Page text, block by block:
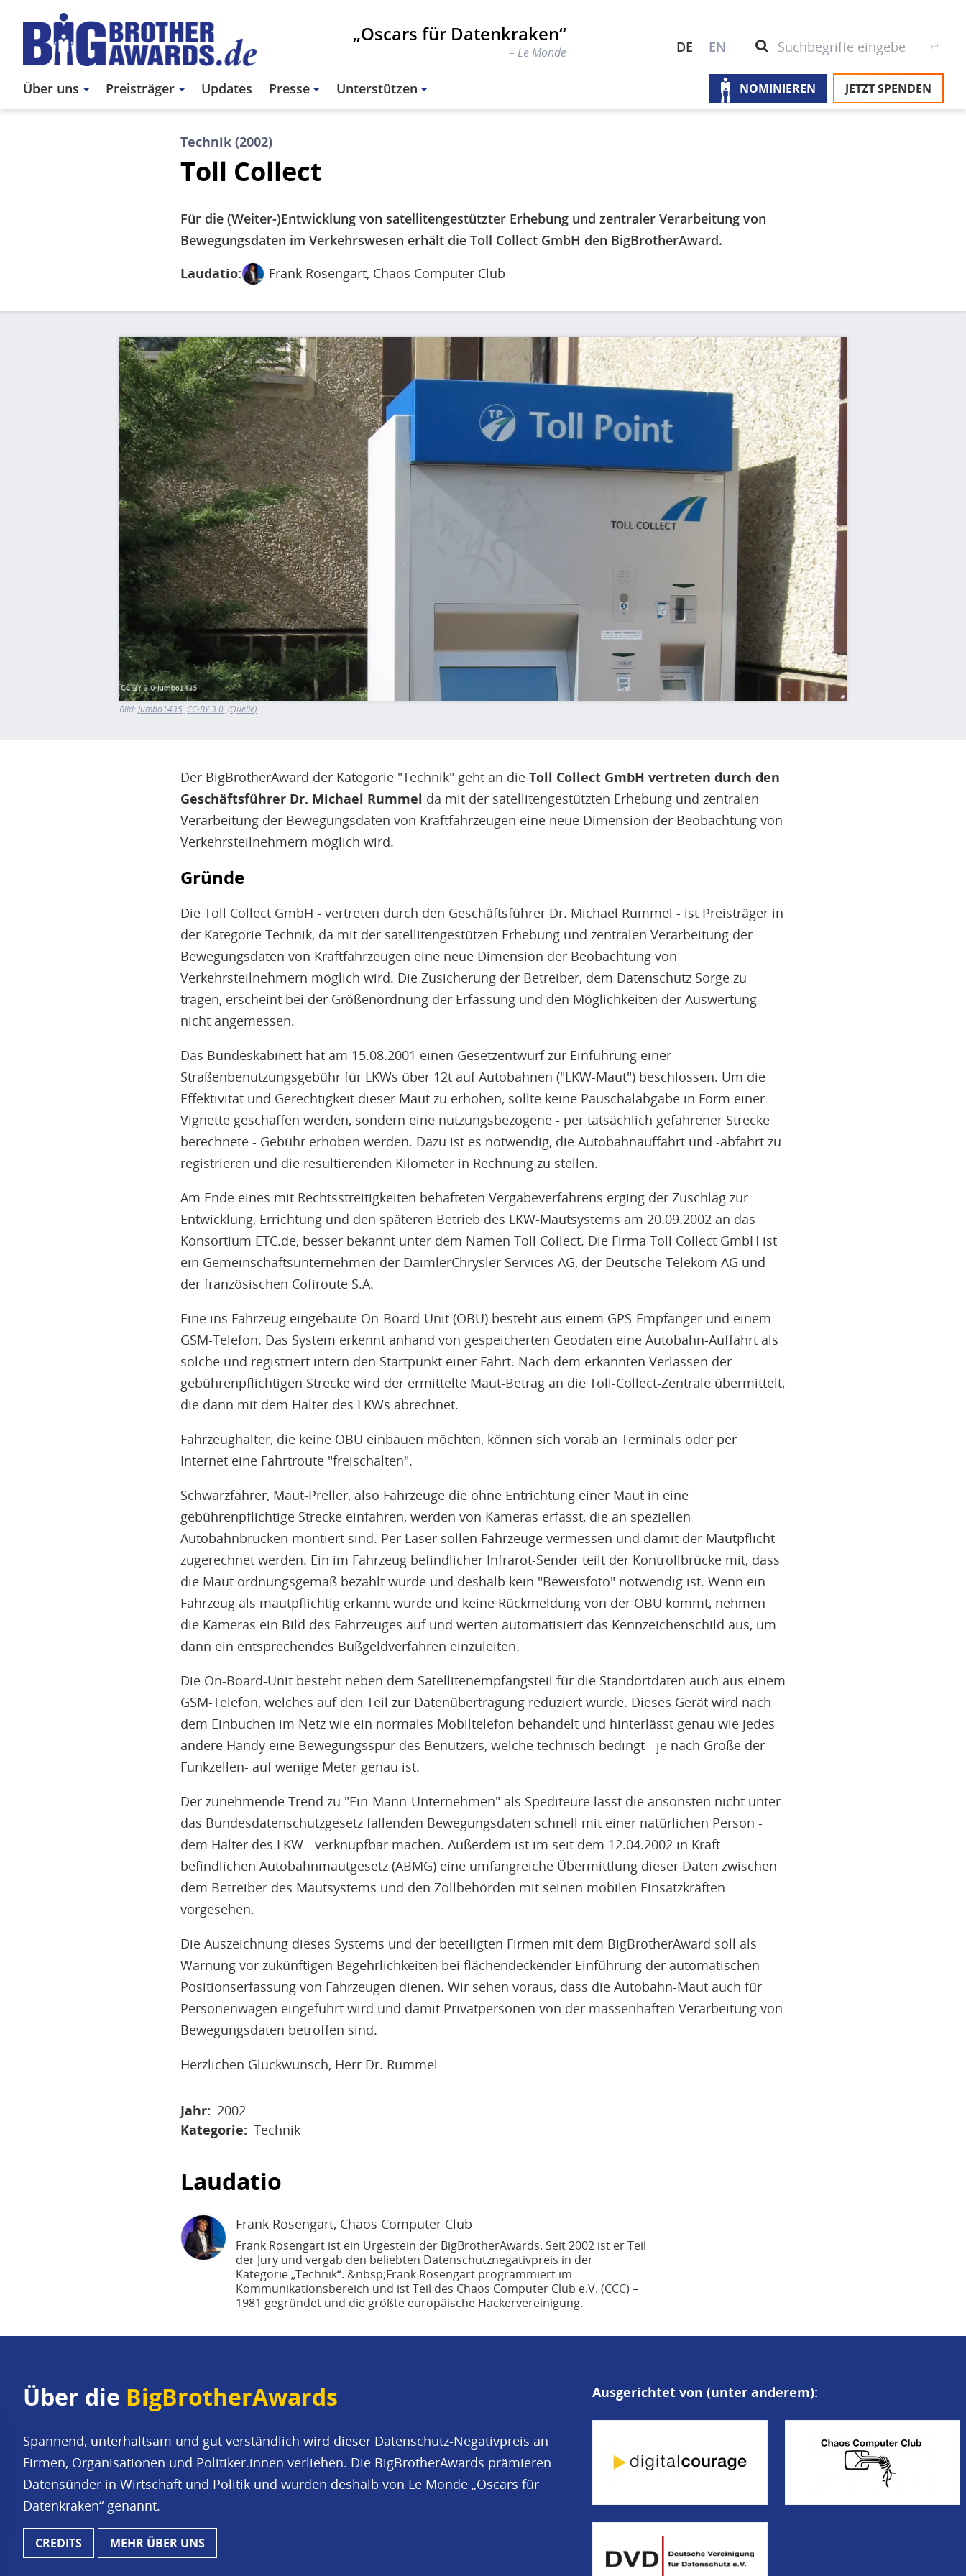
Inhalt
„Oscars für Datenkraken“
Le Monde DE EN Suche
Main
navigation
Über uns Preisträger Updates Presse Unterstützen NOMINIEREN JETZT SPENDEN
Technik(2002)
Toll Collect
Für die (Weiter-)Entwicklung von satellitengestützter Erhebung und zentraler Verarbeitung von
Bewegungsdaten im Verkehrswesen erhält die Toll Collect GmbH den BigBrotherAward.
Laudatio:
Frank Rosengart, Chaos Computer Club
Bild:Jumbo1435 CC-BY 3.0 Quelle
Der BigBrotherAward der Kategorie "Technik" geht an dieToll Collect GmbH vertreten durch den
Geschäftsführer Dr. Michael Rummel da mit der satellitengestützten Erhebung und zentralen
Verarbeitung der Bewegungsdaten von Kraftfahrzeugen eine neue Dimension der Beobachtung von
Verkehrsteilnehmern möglich wird.
Gründe
Die Toll Collect GmbH - vertreten durch den Geschäftsführer Dr. Michael Rummel - ist Preisträger in
der Kategorie Technik, da mit der satellitengestützen Erhebung und zentralen Verarbeitung der
Bewegungsdaten von Kraftfahrzeugen eine neue Dimension der Beobachtung von
Verkehrsteilnehmern möglich wird. Die Zusicherung der Betreiber, dem Datenschutz Sorge zu
tragen, erscheint bei der Größenordnung der Erfassung und den Möglichkeiten der Auswertung
nicht angemessen.
Das Bundeskabinett hat am 15.08.2001 einen Gesetzentwurf zur Einführung einer
Straßenbenutzungsgebühr für LKWs über 12t auf Autobahnen ("LKW-Maut") beschlossen. Um die
Effektivität und Gerechtigkeit dieser Maut zu erhöhen, sollte keine Pauschalabgabe in Form einer
Vignette geschaffen werden, sondern eine nutzungsbezogene - per tatsächlich gefahrener Strecke
berechnete - Gebühr erhoben werden. Dazu ist es notwendig, die Autobahnauffahrt und -abfahrt zu
registrieren und die resultierenden Kilometer in Rechnung zu stellen.
Am Ende eines mit Rechtsstreitigkeiten behafteten Vergabeverfahrens erging der Zuschlag zur
Entwicklung, Errichtung und den späteren Betrieb des LKW-Mautsystems am 20.09.2002 an das
Konsortium ETC.de, besser bekannt unter dem Namen Toll Collect. Die Firma Toll Collect GmbH ist
ein Gemeinschaftsunternehmen der DaimlerChrysler Services AG, der Deutsche Telekom AG und
der französischen Cofiroute S.A.
Eine ins Fahrzeug eingebaute On-Board-Unit (OBU) besteht aus einem GPS-Empfänger und einem
GSM-Telefon. Das System erkennt anhand von gespeicherten Geodaten eine Autobahn-Auffahrt als
solche und registriert intern den Startpunkt einer Fahrt. Nach dem erkannten Verlassen der
gebührenpflichtigen Strecke wird der ermittelte Maut-Betrag an die Toll-Collect-Zentrale übermittelt,
die dann mit dem Halter des LKWs abrechnet.
Fahrzeughalter, die keine OBU einbauen möchten, können sich vorab an Terminals oder per
Internet eine Fahrtroute "freischalten".
Schwarzfahrer, Maut-Preller, also Fahrzeuge die ohne Entrichtung einer Maut in eine
gebührenpflichtige Strecke einfahren, werden von Kameras erfasst, die an speziellen
Autobahnbrücken montiert sind. Per Laser sollen Fahrzeuge vermessen und damit der Mautpflicht
zugerechnet werden. Ein im Fahrzeug befindlicher Infrarot-Sender teilt der Kontrollbrücke mit, dass
die Maut ordnungsgemäß bezahlt wurde und deshalb kein "Beweisfoto" notwendig ist. Wenn ein
Fahrzeug als mautpflichtig erkannt wurde und keine Rückmeldung von der OBU kommt, nehmen
die Kameras ein Bild des Fahrzeuges auf und werten automatisiert das Kennzeichenschild aus, um
dann ein entsprechendes Bußgeldverfahren einzuleiten.
Die On-Board-Unit besteht neben dem Satellitenempfangsteil für die Standortdaten auch aus einem
GSM-Telefon, welches auf den Teil zur Datenübertragung reduziert wurde. Dieses Gerät wird nach
dem Einbuchen im Netz wie ein normales Mobiltelefon behandelt und hinterlässt genau wie jedes
andere Handy eine Bewegungsspur des Benutzers, welche technisch bedingt - je nach Größe der
Funkzellen- auf wenige Meter genau ist.
Der zunehmende Trend zu "Ein-Mann-Unternehmen" als Spediteure lässt die ansonsten nicht unter
das Bundesdatenschutzgesetz fallenden Bewegungsdaten schnell mit einer natürlichen Person -
dem Halter des LKW - verknüpfbar machen. Außerdem ist im seit dem 12.04.2002 in Kraft
befindlichen Autobahnmautgesetz (ABMG) eine umfangreiche Übermittlung dieser Daten zwischen
dem Betreiber des Mautsystems und den Zollbehörden mit seinen mobilen Einsatzkräften
vorgesehen.
Die Auszeichnung dieses Systems und der beteiligten Firmen mit dem BigBrotherAward soll als
Warnung vor zukünftigen Begehrlichkeiten bei flächendeckender Einführung der automatischen
Positionserfassung von Fahrzeugen dienen. Wir sehen voraus, dass die Autobahn-Maut auch für
Personenwagen eingeführt wird und damit Privatpersonen von der massenhaften Verarbeitung von
Bewegungsdaten betroffen sind.
Herzlichen Glückwunsch, Herr Dr. Rummel
Jahr
2002
Kategorie
Technik
Laudatio
Frank Rosengart, Chaos Computer Club
Frank Rosengart ist ein Urgestein der BigBrotherAwards. Seit 2002 ist er Teil
der Jury und vergab den beliebten Datenschutznegativpreis in der
Kategorie „Technik“. &nbsp;Frank Rosengart programmiert im
Kommunikationsbereich und ist Teil des Chaos Computer Club e.V. (CCC) –
1981 gegründet und die größte europäische Hackervereinigung.
Über die BigBrotherAwards
Spannend, unterhaltsam und gut verständlich wird dieser Datenschutz-Negativpreis an
Firmen, Organisationen und Politiker.innen verliehen. Die BigBrotherAwards prämieren
Datensünder in Wirtschaft und Politik und wurden deshalb von Le Monde „Oscars für
Datenkraken“ genannt.
CREDITS MEHR ÜBER UNS
Ausgerichtet von (unter anderem):